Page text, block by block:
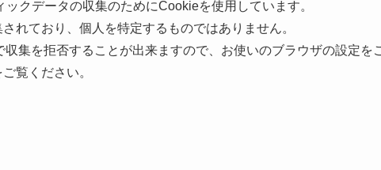
クデータの収集のためにCookieを使用しています。
れており、個人を特定するものではありません。
集を拒否することが出来ますので、お使いのブラウザの設定を
ご覧ください。